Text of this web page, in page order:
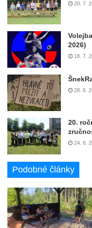
20. 7.
2026)
18. 7.
28. 6.
20.
24. 6.
Podobné články